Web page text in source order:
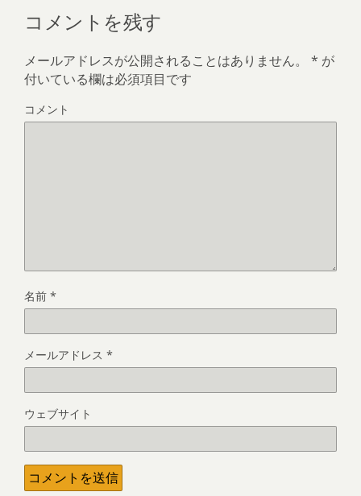
コメントを残す
メールアドレスが公開されることはありません。 * が
付いている欄は必須項目です
コメント
名前 *
メールアドレス *
ウェブサイト